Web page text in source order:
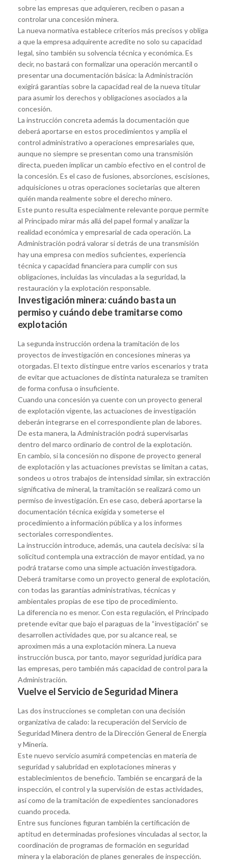
sobre las empresas que adquieren, reciben o pasan a
controlar una concesión minera.
La nueva normativa establece criterios más precisos y obliga
a que la empresa adquirente acredite no solo su capacidad
legal, sino también su solvencia técnica y económica. Es
decir, no bastará con formalizar una operación mercantil o
presentar una documentación básica: la Administración
exigirá garantías sobre la capacidad real de la nueva titular
para asumir los derechos y obligaciones asociados a la
concesión.
La instrucción concreta además la documentación que
deberá aportarse en estos procedimientos y amplía el
control administrativo a operaciones empresariales que,
aunque no siempre se presentan como una transmisión
directa, pueden implicar un cambio efectivo en el control de
la concesión. Es el caso de fusiones, absorciones, escisiones,
adquisiciones u otras operaciones societarias que alteren
quién manda realmente sobre el derecho minero.
Este punto resulta especialmente relevante porque permite
al Principado mirar más allá del papel formal y analizar la
realidad económica y empresarial de cada operación. La
Administración podrá valorar si detrás de una transmisión
hay una empresa con medios suficientes, experiencia
técnica y capacidad financiera para cumplir con sus
obligaciones, incluidas las vinculadas a la seguridad, la
restauración y la explotación responsable.
Investigación minera: cuándo basta un
permiso y cuándo debe tramitarse como
explotación
La segunda instrucción ordena la tramitación de los
proyectos de investigación en concesiones mineras ya
otorgadas. El texto distingue entre varios escenarios y trata
de evitar que actuaciones de distinta naturaleza se tramiten
de forma confusa o insuficiente.
Cuando una concesión ya cuente con un proyecto general
de explotación vigente, las actuaciones de investigación
deberán integrarse en el correspondiente plan de labores.
De esta manera, la Administración podrá supervisarlas
dentro del marco ordinario de control de la explotación.
En cambio, si la concesión no dispone de proyecto general
de explotación y las actuaciones previstas se limitan a catas,
sondeos u otros trabajos de intensidad similar, sin extracción
significativa de mineral, la tramitación se realizará como un
permiso de investigación. En ese caso, deberá aportarse la
documentación técnica exigida y someterse el
procedimiento a información pública y a los informes
sectoriales correspondientes.
La instrucción introduce, además, una cautela decisiva: si la
solicitud contempla una extracción de mayor entidad, ya no
podrá tratarse como una simple actuación investigadora.
Deberá tramitarse como un proyecto general de explotación,
con todas las garantías administrativas, técnicas y
ambientales propias de ese tipo de procedimiento.
La diferencia no es menor. Con esta regulación, el Principado
pretende evitar que bajo el paraguas de la “investigación” se
desarrollen actividades que, por su alcance real, se
aproximen más a una explotación minera. La nueva
instrucción busca, por tanto, mayor seguridad jurídica para
las empresas, pero también más capacidad de control para la
Administración.
Vuelve el Servicio de Seguridad Minera
Las dos instrucciones se completan con una decisión
organizativa de calado: la recuperación del Servicio de
Seguridad Minera dentro de la Dirección General de Energía
y Minería.
Este nuevo servicio asumirá competencias en materia de
seguridad y salubridad en explotaciones mineras y
establecimientos de beneficio. También se encargará de la
inspección, el control y la supervisión de estas actividades,
así como de la tramitación de expedientes sancionadores
cuando proceda.
Entre sus funciones figuran también la certificación de
aptitud en determinadas profesiones vinculadas al sector, la
coordinación de programas de formación en seguridad
minera y la elaboración de planes generales de inspección.